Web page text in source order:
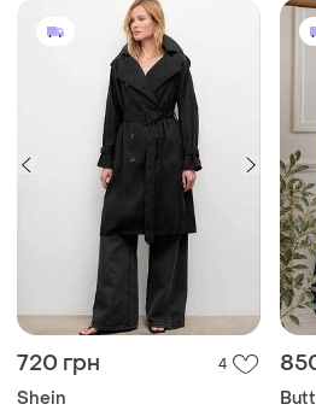
720 грн 4
Shein